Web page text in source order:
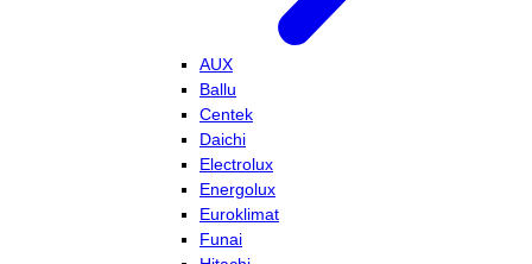
AUX
Ballu
Centek
Daichi
Electrolux
Energolux
Euroklimat
Funai